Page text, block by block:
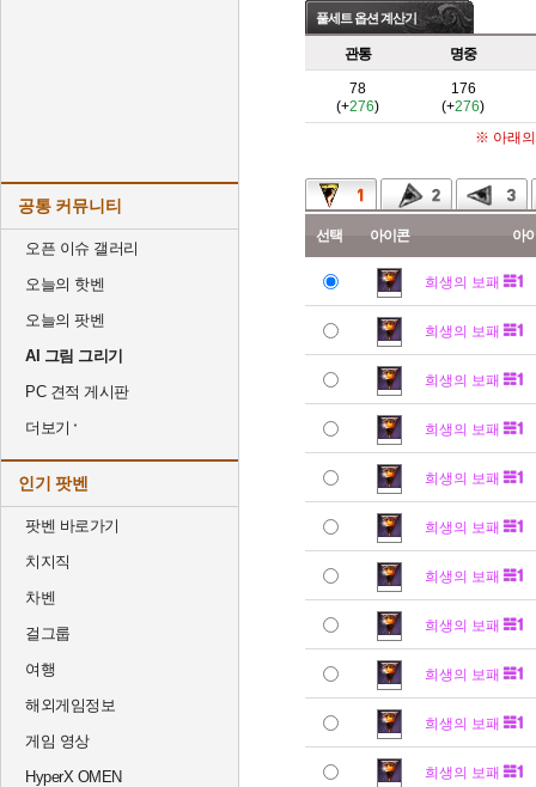
공통 커뮤니티
오픈 이슈 갤러리
오늘의 핫벤
오늘의 팟벤
AI 그림 그리기
PC 견적 게시판
더보기
인기 팟벤
팟벤 바로가기
치지직
차벤
걸그룹
여행
해외게임정보
게임 영상
HyperX OMEN
풀세트 옵션 계산기
관통 명중
78
(+276)
176
(+276)
※ 아래의
선택 아이콘 아
희생의 보패
희생의 보패
희생의 보패
희생의 보패
희생의 보패
희생의 보패
희생의 보패
희생의 보패
희생의 보패
희생의 보패
희생의 보패